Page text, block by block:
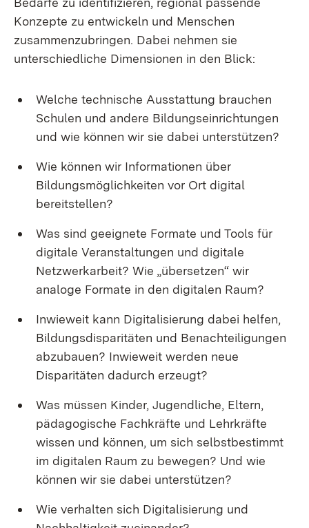
Konzepte zu entwickeln und Menschen
zusammenzubringen. Dabei nehmen sie
unterschiedliche Dimensionen in den Blick:
Welche technische Ausstattung brauchen
Schulen und andere Bildungseinrichtungen
und wie können wir sie dabei unterstützen?
Wie können wir Informationen über
Bildungsmöglichkeiten vor Ort digital
bereitstellen?
Was sind geeignete Formate und Tools für
digitale Veranstaltungen und digitale
Netzwerkarbeit? Wie „übersetzen“ wir
analoge Formate in den digitalen Raum?
Inwieweit kann Digitalisierung dabei helfen,
Bildungsdisparitäten und Benachteiligungen
abzubauen? Inwieweit werden neue
Disparitäten dadurch erzeugt?
Was müssen Kinder, Jugendliche, Eltern,
pädagogische Fachkräfte und Lehrkräfte
wissen und können, um sich selbstbestimmt
im digitalen Raum zu bewegen? Und wie
können wir sie dabei unterstützen?
Wie verhalten sich Digitalisierung und